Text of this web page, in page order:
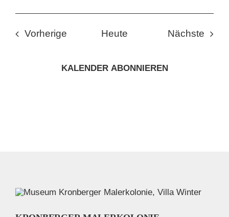
Vorherige Veranstaltungen
Heute Nächste
KALENDER ABONNIEREN